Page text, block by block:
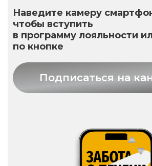
Наведите камеру
чтобы вступить
в программу лояльности
по кнопке
Подписаться на